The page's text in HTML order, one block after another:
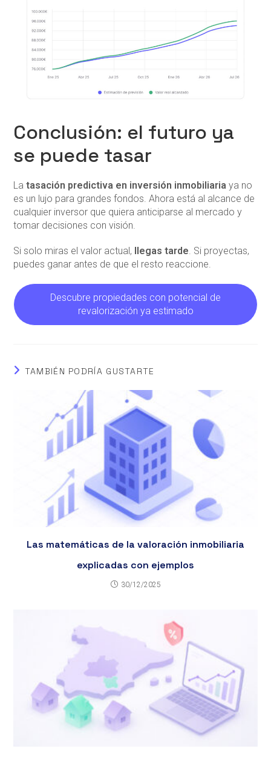
Conclusión: el futuro ya
se puede tasar
Latasación predictiva en inversión inmobiliaria ya no
es un lujo para grandes fondos. Ahora está al alcance de
cualquier inversor que quiera anticiparse al mercado y
tomar decisiones con visión.
Si solo miras el valor actual, llegas tarde. Si proyectas,
puedes ganar antes de que el resto reaccione.
Descubre propiedades con potencial de
revalorización ya estimado
TAMBIÉN PODRÍA GUSTARTE
Las matemáticas de la valoración inmobiliaria
explicadas con ejemplos
30/12/2025